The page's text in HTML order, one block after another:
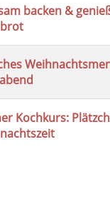
backen &
Kochkurs: